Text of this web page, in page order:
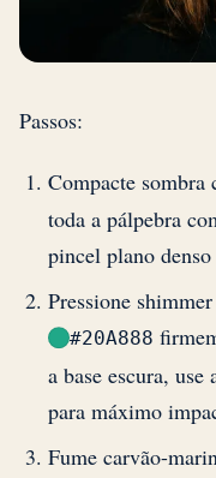
Passos:
Compacte sombra
toda a pálpebra
pincel plano denso
Pressione
#20A888
a base escura,
para máximo
Fume carvão-